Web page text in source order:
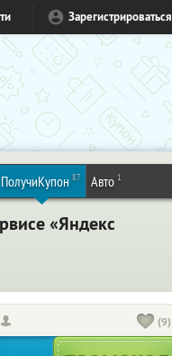
Зарегистрироваться
ПолучиКупон 87 Авто 1
«Яндекс
(9)